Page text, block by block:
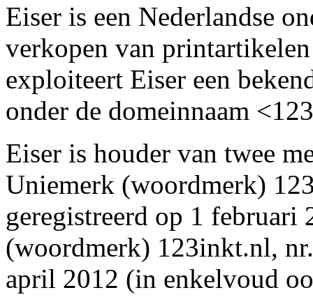
Eiser is een Nederlandse
verkopen van
exploiteert Eiser een
onder de domeinnaam
Eiser is houder van twee
Uniemerk (woordmerk)
geregistreerd op 1 februari
(woordmerk) 123inkt.nl,
april 2012 (in enkelvoud